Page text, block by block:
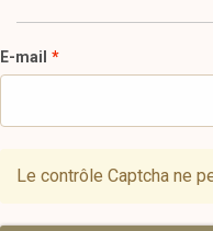
E-mail
Le contrôle Captcha ne